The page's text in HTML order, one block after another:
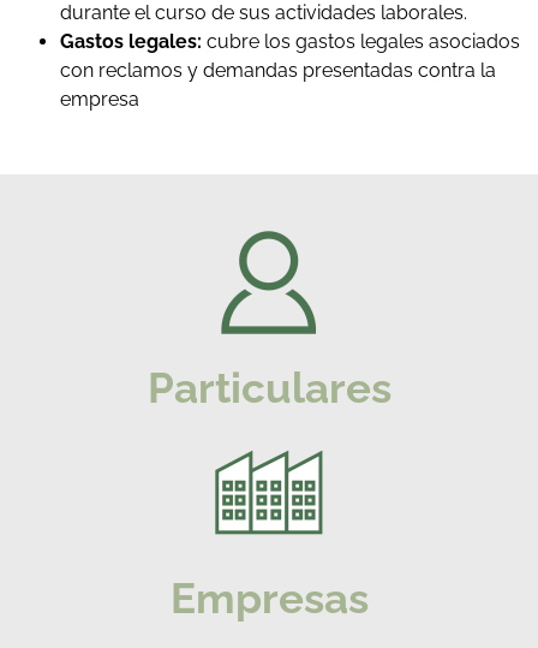
durante el curso de sus actividades laborales.
Gastos legales: cubre los gastos legales asociados
con reclamos y demandas presentadas contra la
empresa
Particulares
Empresas